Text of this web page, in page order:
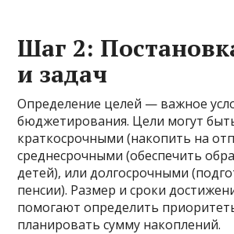
Шаг 2:
и задач
Определение целей — важное
бюджетирования. Цели могут
краткосрочными (накопить на
среднесрочными (обеспечить
детей), или долгосрочными
пенсии). Размер и сроки
помогают определить
планировать сумму накоплений.